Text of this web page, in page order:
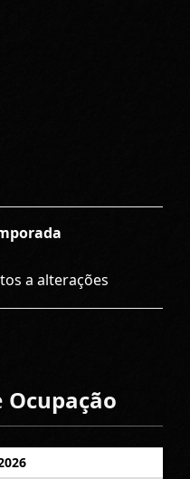
a alterações
Ocupação